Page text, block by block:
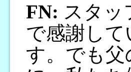
FN: スタッ
で感謝し
す。でも